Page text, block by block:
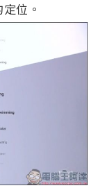
位。